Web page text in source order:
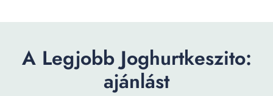
A Legjobb Joghurtkeszito:
ajánlást